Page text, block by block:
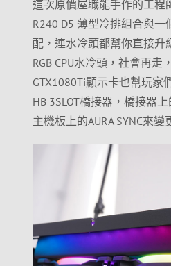
這次原價屋職能手作的工程
R240 D5 薄型冷排組合與一
配，連水冷頭都幫你直接升
RGB CPU水冷頭，社會再走
GTX1080Ti顯示卡也幫玩家
HB 3SLOT橋接器，橋接器
主機板上的AURA SYNC來變